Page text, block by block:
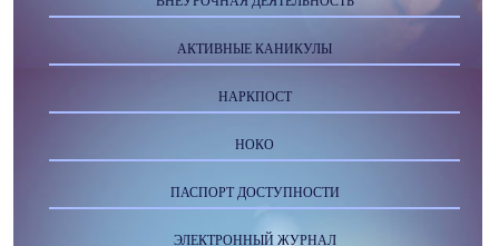
АКТИВНЫЕ КАНИКУЛЫ
НАРКПОСТ
НОКО
ПАСПОРТ ДОСТУПНОСТИ
ЭЛЕКТРОННЫЙ ЖУРНАЛ